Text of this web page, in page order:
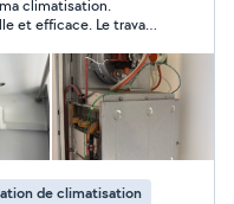
WC, etc.)
j'interviens chez vous
climatisation.
et efficace. Le travail
parfaitement propre.
cette entreprise à un
appel à leurs
recommande cette
la qualité de son
de climatisation